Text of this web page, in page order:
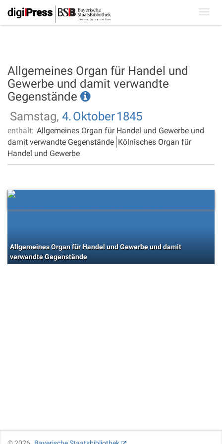
Allgemeines Organ für Handel und
Gewerbe und damit verwandte
Gegenstände
Samstag, 4.Oktober1845
enthält: Allgemeines Organ für Handel und Gewerbe und
damit verwandte Gegenstände Kölnisches Organ für
Handel und Gewerbe
Allgemeines Organ für Handel und Gewerbe und damit
verwandte Gegenstände